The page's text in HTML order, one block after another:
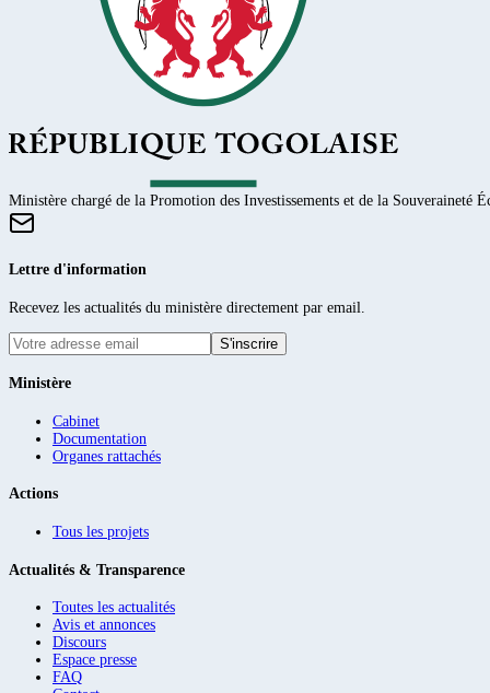
Ministère chargé de la Promotion des Investissements et de la Souveraineté
Lettre d'information
Recevez les actualités du ministère directement par email.
S'inscrire
Ministère
Cabinet
Documentation
Organes rattachés
Actions
Tous les projets
Actualités & Transparence
Toutes les actualités
Avis et annonces
Discours
Espace presse
FAQ